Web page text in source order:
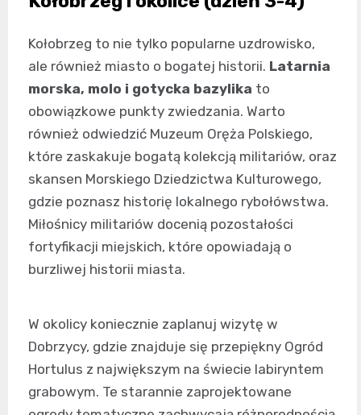
Kołobrzeg to nie tylko popularne uzdrowisko,
ale również miasto o bogatej historii. Latarnia
morska, molo i gotycka bazylika to
obowiązkowe punkty zwiedzania. Warto
również odwiedzić Muzeum Oręża Polskiego,
które zaskakuje bogatą kolekcją militariów, oraz
skansen Morskiego Dziedzictwa Kulturowego,
gdzie poznasz historię lokalnego rybołówstwa.
Miłośnicy militariów docenią pozostałości
fortyfikacji miejskich, które opowiadają o
burzliwej historii miasta.
W okolicy koniecznie zaplanuj wizytę w
Dobrzycy, gdzie znajduje się przepiękny Ogród
Hortulus z największym na świecie labiryntem
grabowym. Te starannie zaprojektowane